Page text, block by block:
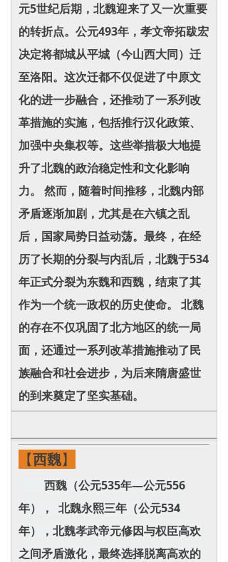
元5世纪后期，北魏迎来了又一次重要
的转折点。公元493年，孝文帝拓跋宏
决定将都城从平城（今山西大同）迁
至洛阳。这次迁都不仅促进了中原文
化的进一步融合，还推动了一系列改
革措施的实施，包括推行汉化政策、
加强中央集权等。这些举措极大地提
升了北魏的政治稳定性和文化影响
力。 然而，随着时间推移，北魏内部
矛盾逐渐加剧，尤其是在六镇之乱
后，国家局势日益动荡。最终，在经
历了长期的分裂与内乱后，北魏于534
年正式分裂为东魏和西魏，结束了其
作为一个统一政权的历史使命。 北魏
的存在不仅巩固了北方地区的统一局
面，还通过一系列改革措施推动了民
族融合和社会进步，为后来隋唐盛世
的到来奠定了坚实基础。
【西魏】
西魏（公元535年—公元556
年）， 北魏永熙三年（公元534
年），北魏孝武帝元修因与权臣高欢
之间矛盾激化，最终选择脱离高欢的